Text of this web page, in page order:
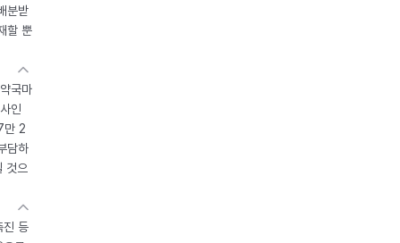
분받
할 뿐
국마
인
만 2
담하
것으
진 등